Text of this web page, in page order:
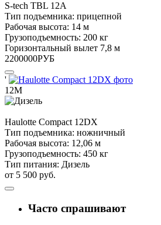
S-tech TBL 12А
Тип подъемника: прицепной
Рабочая высота: 14 м
Грузоподъемность: 200 кг
Горизонтальный вылет 7,8 м
2200000РУБ
'
12М
Haulotte Compact 12DX
Тип подъемника: ножничный
Рабочая высота: 12,06 м
Грузоподъемность: 450 кг
Тип питания: Дизель
от 5 500 руб.
Часто спрашивают